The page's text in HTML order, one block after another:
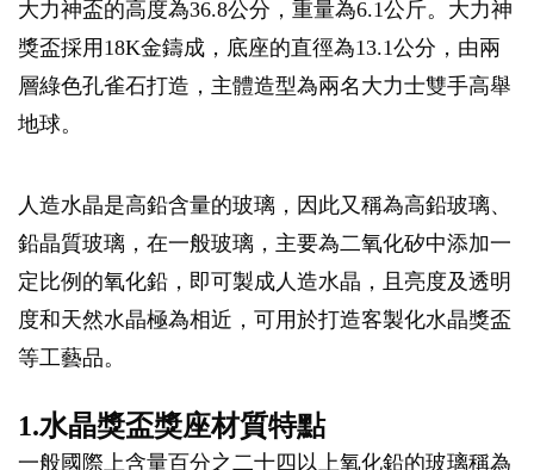
大力神盃的高度為36.8公分，重量為6.1公斤。大力神
獎盃採用18K金鑄成，底座的直徑為13.1公分，由兩
層綠色孔雀石打造，主體造型為兩名大力士雙手高舉
地球。
人造水晶是高鉛含量的玻璃，因此又稱為高鉛玻璃、
鉛晶質玻璃，在一般玻璃，主要為二氧化矽中添加一
定比例的氧化鉛，即可製成人造水晶，且亮度及透明
度和天然水晶極為相近，可用於打造客製化水晶獎盃
等工藝品。
1.水晶獎盃獎座材質特點
一般國際上含量百分之二十四以上氧化鉛的玻璃稱為